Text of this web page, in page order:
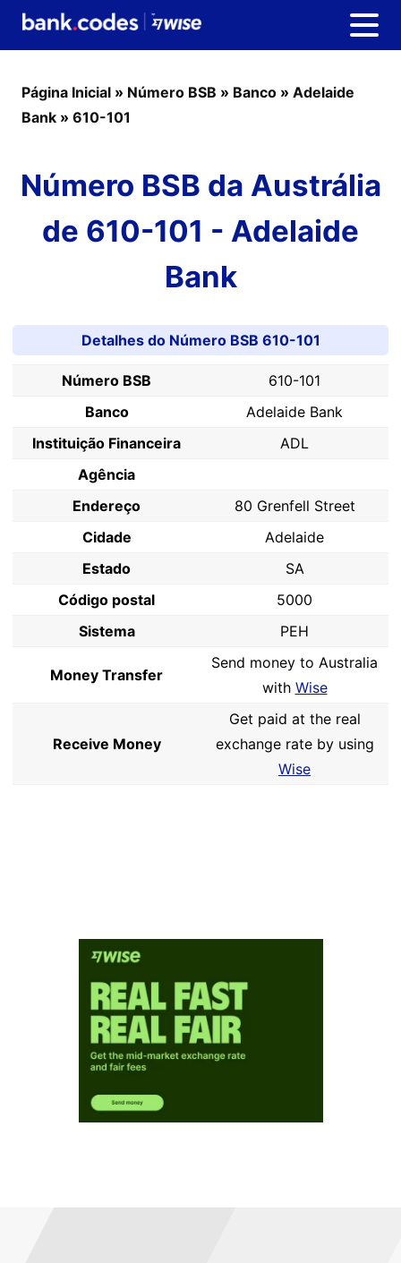
Página Inicial » Número BSB » Banco » Adelaide
Bank » 610-101
Número BSB da Austrália
de 610-101 - Adelaide
Bank
Detalhes do Número BSB 610-101
Número BSB
610-101
Banco
Adelaide Bank
Instituição Financeira
ADL
Agência
Endereço
80 Grenfell Street
Cidade
Adelaide
Estado
SA
Código postal
5000
Sistema
PEH
Money Transfer
Send money to Australia
with Wise
Receive Money
Get paid at the real
exchange rate by using
Wise